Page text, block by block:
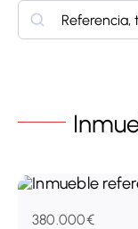
Buscar
380.000€